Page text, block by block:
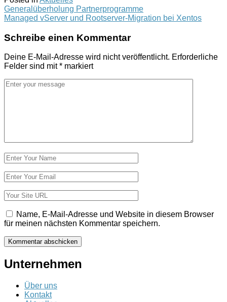
Post
navigation
Generalüberholung Partnerprogramme
Managed vServer und Rootserver-Migration bei Xentos
Schreibe einen Kommentar
Deine E-Mail-Adresse wird nicht veröffentlicht. Erforderliche
Felder sind mit* markiert
Kommentar
Name
*
E-
Mail-
Adresse
*
Website
Name, E-Mail-Adresse und Website in diesem Browser
für meinen nächsten Kommentar speichern.
Unternehmen
Über uns
Kontakt